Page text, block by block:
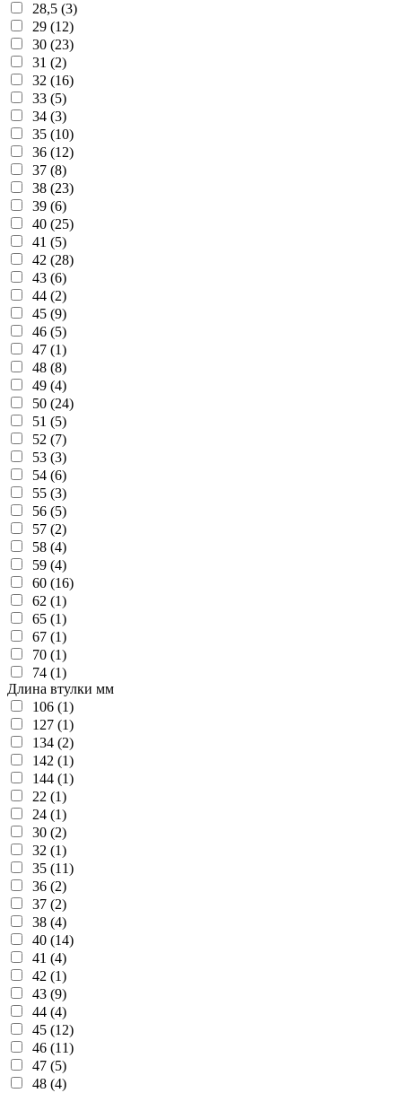
28,5 (3)
29 (12)
30 (23)
31 (2)
32 (16)
33 (5)
34 (3)
35 (10)
36 (12)
37 (8)
38 (23)
39 (6)
40 (25)
41 (5)
42 (28)
43 (6)
44 (2)
45 (9)
46 (5)
47 (1)
48 (8)
49 (4)
50 (24)
51 (5)
52 (7)
53 (3)
54 (6)
55 (3)
56 (5)
57 (2)
58 (4)
59 (4)
60 (16)
62 (1)
65 (1)
67 (1)
70 (1)
74 (1)
Длина втулки мм
106 (1)
127 (1)
134 (2)
142 (1)
144 (1)
22 (1)
24 (1)
30 (2)
32 (1)
35 (11)
36 (2)
37 (2)
38 (4)
40 (14)
41 (4)
42 (1)
43 (9)
44 (4)
45 (12)
46 (11)
47 (5)
48 (4)